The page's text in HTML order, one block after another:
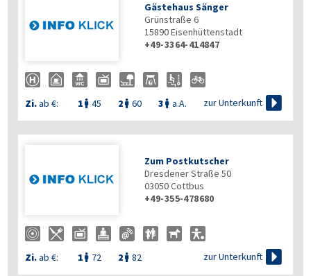
Gästehaus Sänger
Grünstraße 6
15890Eisenhüttenstadt
+49-3364-414847
Zi.ab €: 1  45 2  60 3  a.A. zur Unterkunft 
Zum Postkutscher
Dresdener Straße 50
03050Cottbus
+49-355-478680
Zi.ab €: 1  72 2  82 zur Unterkunft 